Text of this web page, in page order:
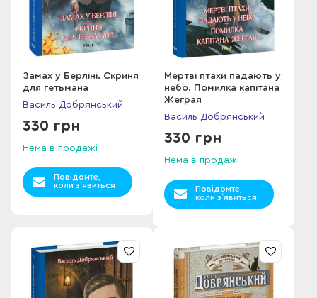
Замах у Берліні. Скриня
для гетьмана
Василь Добрянський
330 грн
Нема в продажі
Повідомте,
коли з`явиться
Мертві птахи падають у
небо. Помилка капітана
Жеграя
Василь Добрянський
330 грн
Нема в продажі
Повідомте,
коли з`явиться